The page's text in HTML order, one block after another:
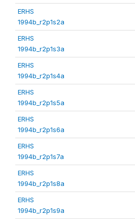
ERHS
1994b_r2p1s2a
ERHS
1994b_r2p1s3a
ERHS
1994b_r2p1s4a
ERHS
1994b_r2p1s5a
ERHS
1994b_r2p1s6a
ERHS
1994b_r2p1s7a
ERHS
1994b_r2p1s8a
ERHS
1994b_r2p1s9a